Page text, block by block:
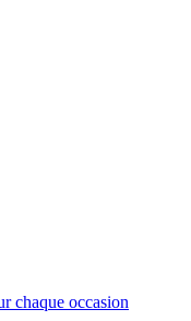
chaque occasion